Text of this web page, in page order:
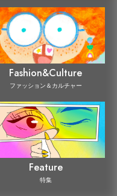
Fashion&Culture
ファッション＆カルチャー
Feature
特集